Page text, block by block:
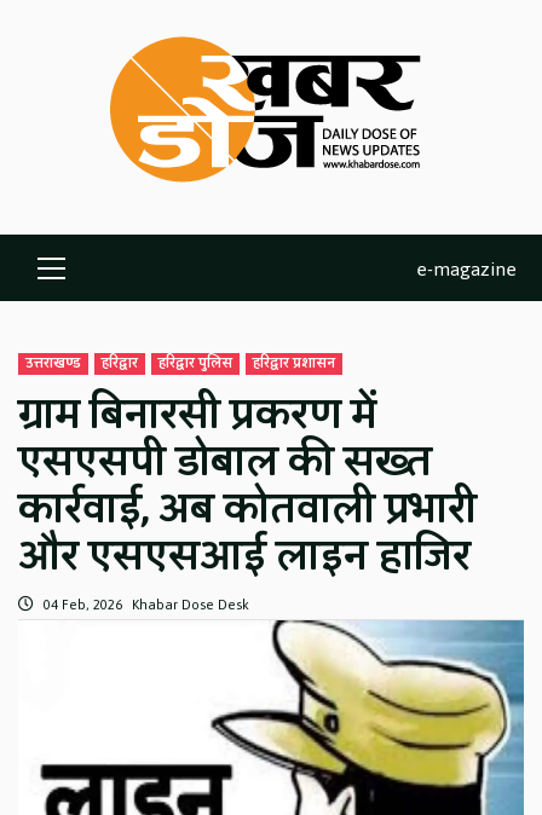
Primary
Menu
e-magazine
उत्तराखण्ड हरिद्वार हरिद्वार पुलिस हरिद्वार प्रशासन
ग्राम बिनारसी प्रकरण में
एसएसपी डोबाल की सख्त
कार्रवाई, अब कोतवाली प्रभारी
और एसएसआई लाइन हाजिर
04 Feb, 2026 Khabar Dose Desk